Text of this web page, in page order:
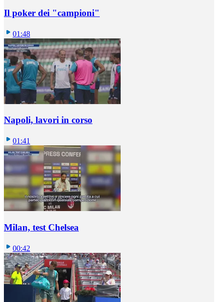
Il poker dei "campioni"
01:48
Napoli, lavori in corso
01:41
Milan, test Chelsea
00:42